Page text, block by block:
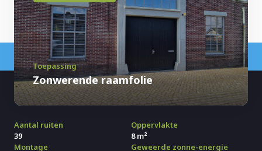
Toepassing
Zonwerende raamfolie
Aantal ruiten
39
Oppervlakte
8 m²
Montage
Geweerde zonne-energie